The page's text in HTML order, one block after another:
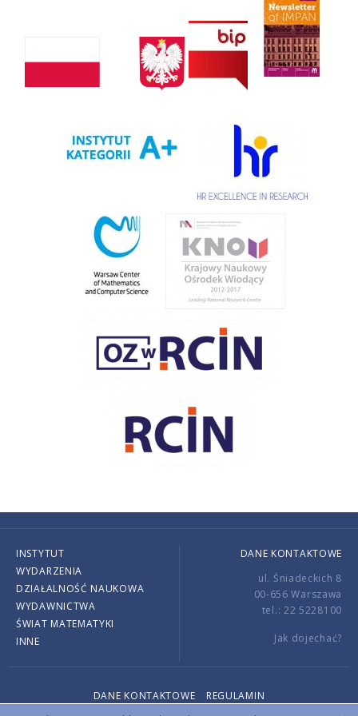
INSTYTUT
WYDARZENIA
DZIAŁALNOŚĆ NAUKOWA
WYDAWNICTWA
ŚWIAT MATEMATYKI
INNE
DANE KONTAKTOWE
ul. Śniadeckich 8
00-656 Warszawa
tel.: 22 5228100
Jak dojechać?
DANE KONTAKTOWE
REGULAMIN
Copyright © 2026 by IMPAN. All rights reserved.